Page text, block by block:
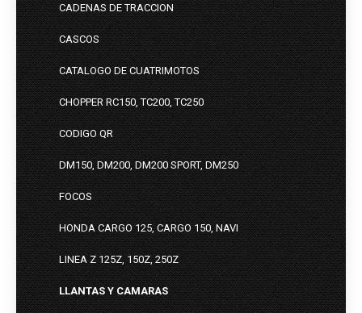
CADENAS DE TRACCION
CASCOS
CATALOGO DE CUATRIMOTOS
CHOPPER RC150, TC200, TC250
CODIGO QR
DM150, DM200, DM200 SPORT, DM250
FOCOS
HONDA CARGO 125, CARGO 150, NAVI
LINEA Z 125Z, 150Z, 250Z
LLANTAS Y CAMARAS